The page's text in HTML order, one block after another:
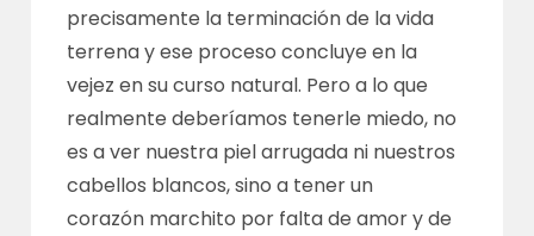
precisamente la terminación de la vida
terrena y ese proceso concluye en la
vejez en su curso natural. Pero a lo que
realmente deberíamos tenerle miedo, no
es a ver nuestra piel arrugada ni nuestros
cabellos blancos, sino a tener un
corazón marchito por falta de amor y de